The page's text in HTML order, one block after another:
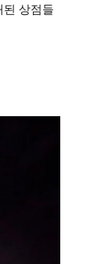
상점들